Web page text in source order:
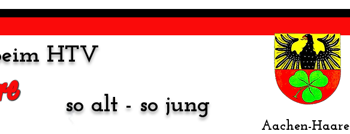
HTV
so alt - so jung
Aachen-